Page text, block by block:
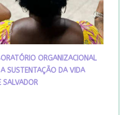
ORGANIZACIONAL
A SUSTENTAÇÃO DA VIDA
SALVADOR